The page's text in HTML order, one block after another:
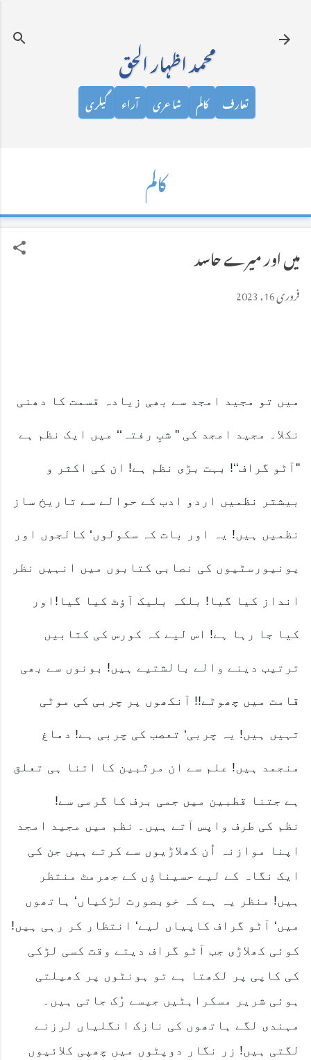
محمد اظہار الحق
تعارف کالم شاعری آراء گیلری
کالم
میں اور میرے حاسد
فروری 16, 2023
میں تو مجید امجد سے بھی زیادہ قسمت کا دھنی
نکلا۔ مجید امجد کی '' شبِ رفتہ‘‘ میں ایک نظم ہے
''آٹو گراف‘‘! بہت بڑی نظم ہے! ان کی اکثر و
بیشتر نظمیں اردو ادب کے حوالے سے تاریخ ساز
نظمیں ہیں! یہ اور بات کہ سکولوں‘ کالجوں اور
یونیورسٹیوں کی نصابی کتابوں میں انہیں نظر
انداز کیا گیا! بلکہ بلیک آؤٹ کیا گیا!اور
کیا جا رہا ہے! اس لیے کہ کورس کی کتابیں
ترتیب دینے والے بالشتیے ہیں! بونوں سے بھی
قامت میں چھوٹے!! آنکھوں پر چربی کی موٹی
تہیں ہیں! یہ چربی‘ تعصب کی چربی ہے! دماغ
منجمد ہیں! علم سے ان مرتّبین کا اتنا ہی تعلق
ہے جتنا قطبین میں جمی برف کا گرمی سے!
نظم کی طرف واپس آتے ہیں۔ نظم میں مجید امجد
اپنا موازنہ اُن کھلاڑیوں سے کرتے ہیں جن کی
ایک نگاہ کے لیے حسیناؤں کے جھرمٹ منتظر
ہیں! منظر یہ ہے کہ خوبصورت لڑکیاں‘ ہاتھوں
میں‘ آٹو گراف کاپیاں لیے‘ انتظار کر رہی ہیں!
کوئی کھلاڑی جب آٹو گراف دیتے وقت کسی لڑکی
کی کاپی پر لکھتا ہے تو ہونٹوں پر کھیلتی
ہوئی شریر مسکراہٹیں جیسے رُک جاتی ہیں۔
مہندی لگے ہاتھوں کی نازک انگلیاں لرزنے
لگتی ہیں! زر نگار دوپٹوں میں چھپی کلائیوں